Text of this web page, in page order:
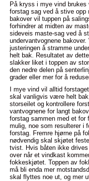
På kryss i mye vind
forstag sag ved å stive opp
bakover vil tuppen på
forhindrer at midten av
sideveis maste-sag ved å
undervantvognene
justeringen å stramme
helt bak. Resultatet av
slakker liket i toppen av
den nedre delen på
grader eller mer for å
I mye vind vil alltid
skal vanligvis være helt
storseilet og kontrollere
vantvognene for langt
forstag sammen med et for
mulig, noe som resulterer i
forstag. Fremre hjørne på
nødvendig skal skjøtet
tvist. Hvis båten ikke
over når et vindkast
fokkeskjøtet. Toppen av
må bli enda mer
skal flyttes noe ut, og mer